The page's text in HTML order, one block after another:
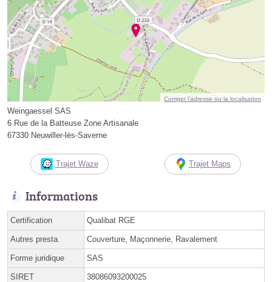
Corriger l’adresse ou la localisation
Weingaessel SAS
6 Rue de la Batteuse Zone Artisanale
67330 Neuwiller-lès-Saverne
Trajet Waze Trajet Maps
Informations
Certification Qualibat RGE
Autres presta. Couverture, Maçonnerie, Ravalement
Forme juridique SAS
SIRET 38086093200025